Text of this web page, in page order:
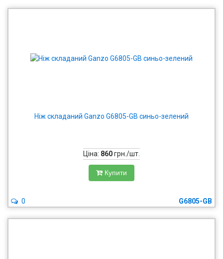
Ніж складаний Ganzo G6805-GB синьо-зелений
Ціна: 860грн./шт.
Купити
G6805-GB
0